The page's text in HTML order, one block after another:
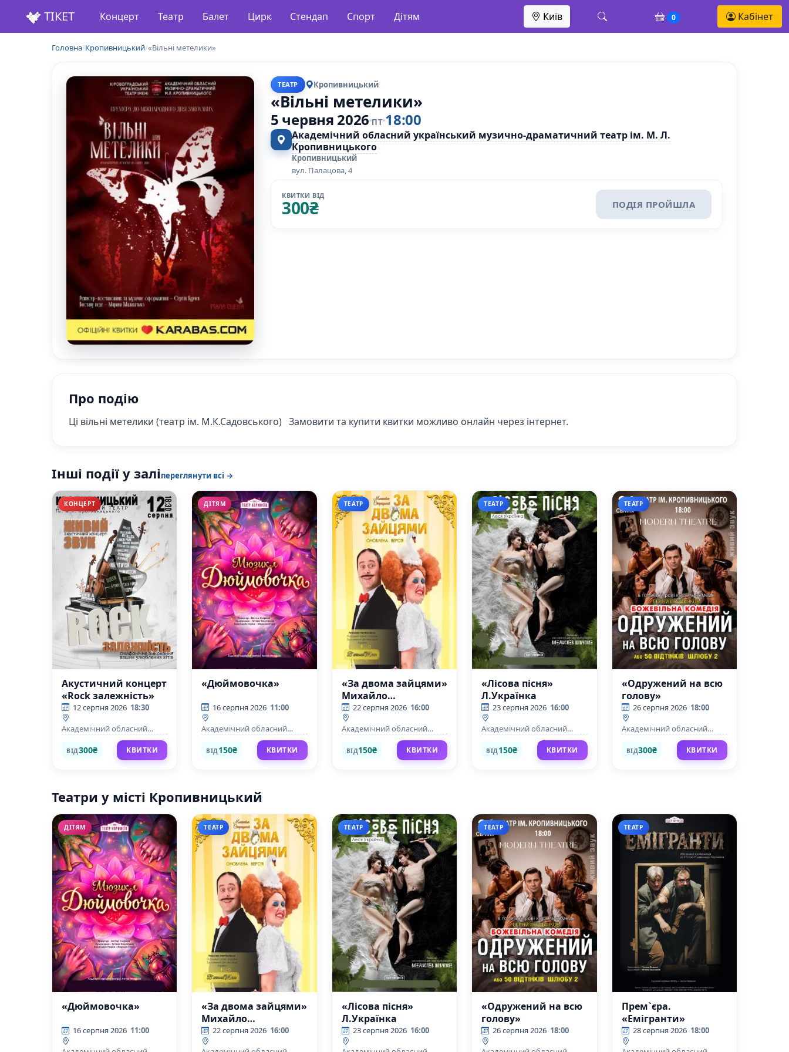
ТІКЕТ Концерт Театр Балет Цирк Стендап Спорт Дітям Київ 0 Кабінет
Головна/Кропивницький/«Вільні метелики»
ТЕАТР Кропивницький
«Вільні метелики»
5 червня 2026 ПТ 18:00
Академічний обласний український музично-драматичний театр ім. М. Л.
Кропивницького
Кропивницький
вул. Палацова, 4
КВИТКИ ВІД
300₴ ПОДІЯ ПРОЙШЛА
Про подію
Ці вільні метелики (театр ім. М.К.Садовського) Замовити та купити квитки можливо онлайн через інтернет.
Інші події у заліпереглянути всі →
КОНЦЕРТ
Акустичний концерт
«Rock залежність»
12 серпня 2026 18:30
Академічний обласний
український музично-
драматичний театр ім. М. Л.
Кропивницького
ВІД300₴ КВИТКИ
ДІТЯМ
«Дюймовочка»
16 серпня 2026 11:00
Академічний обласний
український музично-
драматичний театр ім. М. Л.
Кропивницького
ВІД150₴ КВИТКИ
ТЕАТР
«За двома зайцями»
Михайло
Старицький
22 серпня 2026 16:00
Академічний обласний
український музично-
драматичний театр ім. М. Л.
Кропивницького
ВІД150₴ КВИТКИ
ТЕАТР
«Лісова пісня»
Л.Українка
23 серпня 2026 16:00
Академічний обласний
український музично-
драматичний театр ім. М. Л.
Кропивницького
ВІД150₴ КВИТКИ
ТЕАТР
«Одружений на всю
голову»
26 серпня 2026 18:00
Академічний обласний
український музично-
драматичний театр ім. М. Л.
Кропивницького
ВІД300₴ КВИТКИ
Театри у місті Кропивницький
ДІТЯМ
«Дюймовочка»
16 серпня 2026 11:00
ТЕАТР
«За двома зайцями»
Михайло
Старицький
22 серпня 2026 16:00
ТЕАТР
«Лісова пісня»
Л.Українка
23 серпня 2026 16:00
ТЕАТР
«Одружений на всю
голову»
26 серпня 2026 18:00
ТЕАТР
Прем`єра.
«Емігранти»
28 серпня 2026 18:00